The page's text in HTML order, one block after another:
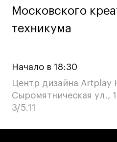
Московского
техникума
Московского
техникума
Начало в 18:30
Центр дизайна Artplay
Сыромятническая ул.,
3/5.11